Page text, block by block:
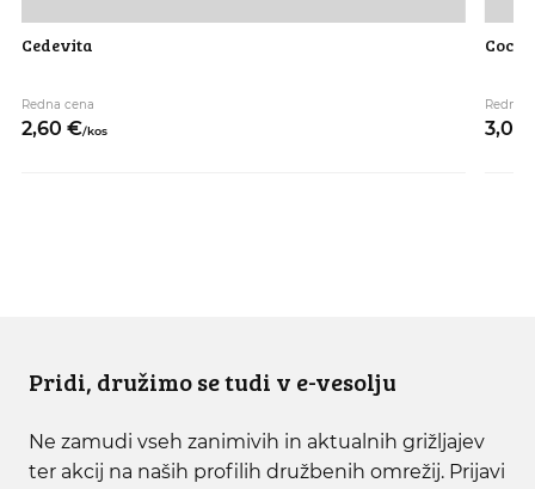
Cedevita
Redna cena
2,60 €/kos
Coca
Redna
3,00
Pridi, družimo se tudi v e-vesolju
Ne zamudi vseh zanimivih in aktualnih grižljajev
ter akcij na naših profilih družbenih omrežij. Prijavi